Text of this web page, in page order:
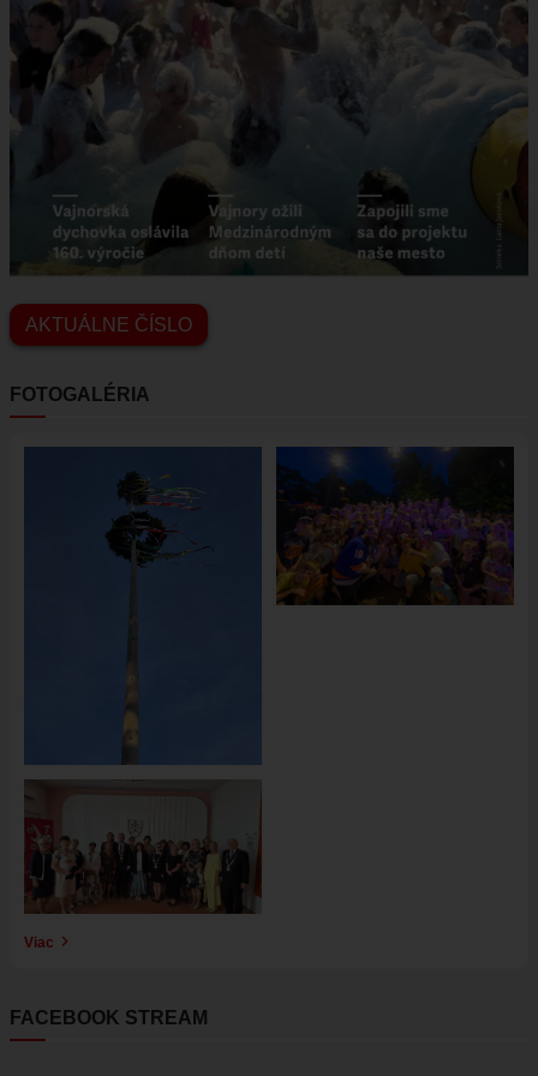
VAJNORSKÉ JAZERÁ
VAJNORSKÉ VINOHRADY
KONTAKTY
AKTUÁLNE ČÍSLO
FOTOGALÉRIA
Obrázok
Obrázok
Viac
FACEBOOK STREAM